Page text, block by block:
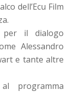
dell’Ecu Film
per il dialogo
Alessandro
e tante altre
programma